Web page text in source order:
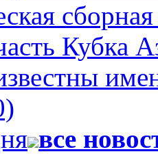
Кубка
все